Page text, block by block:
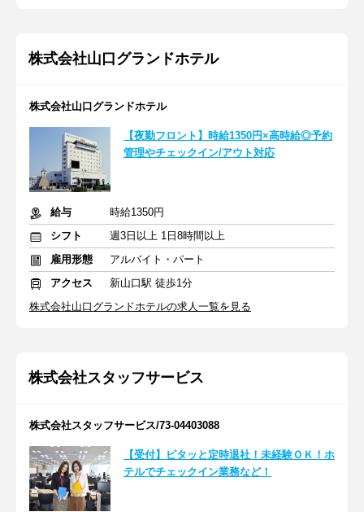
株式会社山口グランドホテル
株式会社山口グランドホテル
【夜勤フロント】時給1350円×高時給◎予約
管理やチェックイン/アウト対応
給与
時給1350円
シフト
週3日以上 1日8時間以上
雇用形態
アルバイト・パート
アクセス
新山口駅 徒歩1分
株式会社山口グランドホテルの求人一覧を見る
株式会社スタッフサービス
株式会社スタッフサービス/73-04403088
【受付】ピタッと定時退社！未経験ＯＫ！ホ
テルでチェックイン業務など！